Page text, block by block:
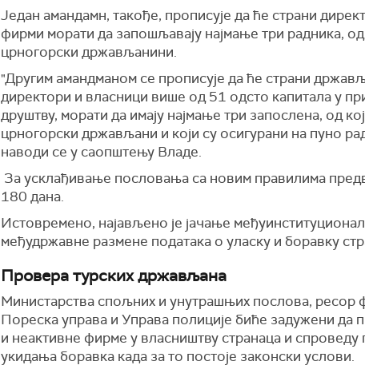
Један амандамн, такође, прописује да ће страни
фирми морати да запошљавају најмање три радника, од
црногорски држављанини.
"Другим амандманом се прописује да ће страни
директори и власници више од 51 одсто капитала у
друштву, морати да имају најмање три запослена, од
црногорски држављани и који су осигурани на пуно
наводи се у саопштењу Владе.
За усклађивање пословања са новим правилима
180 дана.
Истовремено, најављено је јачање
међудржавне размене података о уласку и боравку
Провера турских држављана
Министарства спољних и унутрашњих послова, ресор
Пореска управа и Управа полиције биће задужени да
и неактивне фирме у власништву странаца и спроведу
укидања боравка када за то постоје законски